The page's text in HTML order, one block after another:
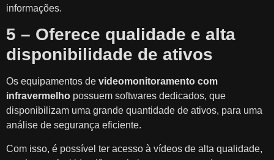
informações.
5 – Oferece qualidade e alta
disponibilidade de ativos
Os equipamentos de videomonitoramento com
infravermelho possuem softwares dedicados, que
disponibilizam uma grande quantidade de ativos, para uma
análise de segurança eficiente.
Com isso, é possível ter acesso à vídeos de alta qualidade,